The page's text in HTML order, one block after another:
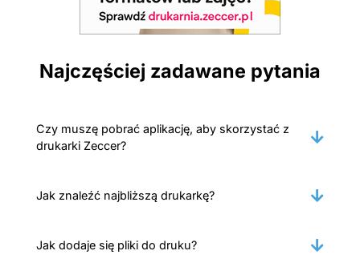
Najczęściej zadawane pytania
Czy muszę pobrać aplikację, aby skorzystać z
drukarki Zeccer?
Jak znaleźć najbliższą drukarkę?
Jak dodaje się pliki do druku?